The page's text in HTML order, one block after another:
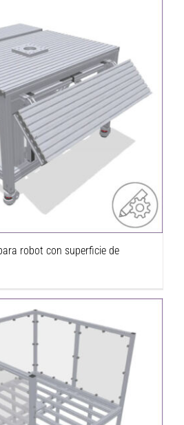
para robot con superficie
ampliable
robot con superficie de